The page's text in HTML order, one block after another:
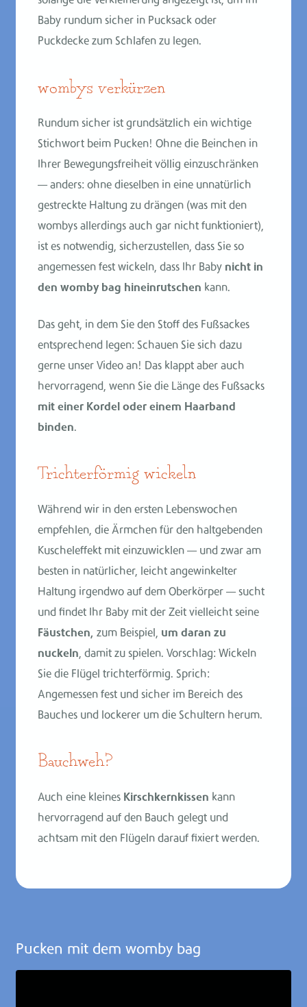
Baby rundum sicher in Pucksack oder
Puckdecke zum Schlafen zu legen.
wombys verkürzen
Rundum sicher ist grundsätzlich ein wichtige
Stichwort beim Pucken! Ohne die Beinchen in
Ihrer Bewegungsfreiheit völlig einzuschränken
— anders: ohne dieselben in eine unnatürlich
gestreckte Haltung zu drängen (was mit den
wombys allerdings auch gar nicht funktioniert),
ist es notwendig, sicherzustellen, dass Sie so
angemessen fest wickeln, dass Ihr Baby nicht in
den womby bag hineinrutschen kann.
Das geht, in dem Sie den Stoff des Fußsackes
entsprechend legen: Schauen Sie sich dazu
gerne unser Video an! Das klappt aber auch
hervorragend, wenn Sie die Länge des Fußsacks
mit einer Kordel oder einem Haarband
binden.
Trichterförmig wickeln
Während wir in den ersten Lebenswochen
empfehlen, die Ärmchen für den haltgebenden
Kuscheleffekt mit einzuwicklen — und zwar am
besten in natürlicher, leicht angewinkelter
Haltung irgendwo auf dem Oberkörper — sucht
und findet Ihr Baby mit der Zeit vielleicht seine
Fäustchen, zum Beispiel, um daran zu
nuckeln, damit zu spielen. Vorschlag: Wickeln
Sie die Flügel trichterförmig. Sprich:
Angemessen fest und sicher im Bereich des
Bauches und lockerer um die Schultern herum.
Bauchweh?
Auch eine kleines Kirschkernkissen kann
hervorragend auf den Bauch gelegt und
achtsam mit den Flügeln darauf fixiert werden.
Pucken mit dem womby bag